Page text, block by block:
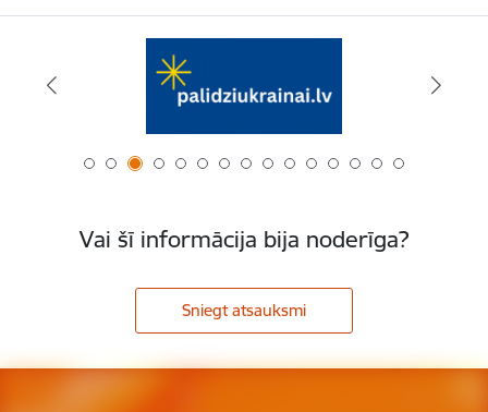
Vai šī informācija bija noderīga?
Sniegt atsauksmi